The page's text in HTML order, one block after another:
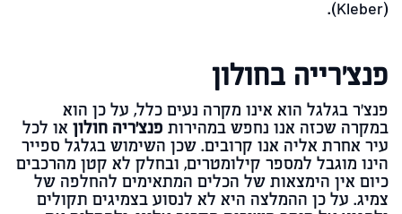
(Kleber)
.
פנצ'רייה בחולון
פנצ'ר בגלגל הוא אינו מקרה נעים כלל, על כן הוא
במקרה שכזה אנו נחפש במהירות פנצ'ריה חולון או לכל
עיר אחרת אליה אנו קרובים. שכן השימוש בגלגל ספייר
הינו מוגבל למספר קילומטרים, ובחלק לא קטן מהרכבים
כיום אין הימצאות של הכלים המתאימים להחלפה של
צמיג. על כן ההמלצה היא לא לנסוע בצמיגים תקולים